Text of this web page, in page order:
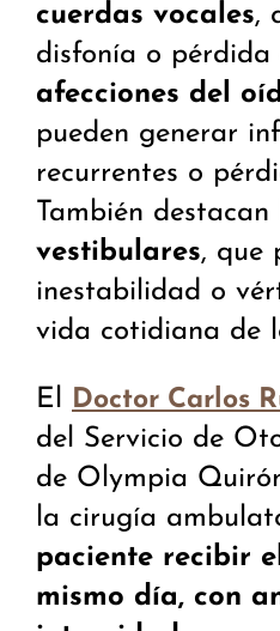
cuerdas vocales,
disfonía o pérdida
afecciones del
pueden generar
recurrentes o
También destacan
vestibulares, que
inestabilidad o
vida cotidiana de
El Doctor Carlos
del Servicio de
de Olympia
la cirugía
paciente recibir
mismo día, con